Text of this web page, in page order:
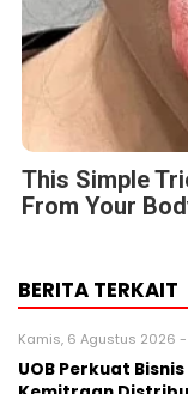
This Simple
From Your